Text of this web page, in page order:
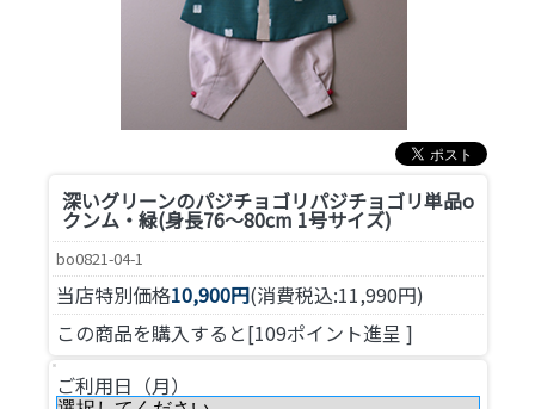
深いグリーンのパジチョゴリパジチョゴリ単品o
クンム・緑(身長76～80cm 1号サイズ)
bo0821-04-1
当店特別価格10,900円(消費税込:11,990円)
この商品を購入すると[109ポイント進呈 ]
ご利用日（月）